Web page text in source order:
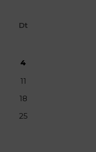
Dt
4
11
18
25